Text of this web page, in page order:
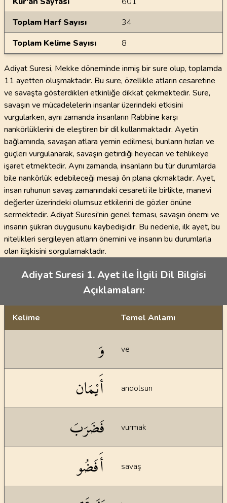
Toplam Harf Sayısı
34
Toplam Kelime Sayısı
8
Adiyat Suresi, Mekke döneminde inmiş bir sure olup, toplamda
11 ayetten oluşmaktadır. Bu sure, özellikle atların cesaretine
ve savaşta gösterdikleri etkinliğe dikkat çekmektedir. Sure,
savaşın ve mücadelelerin insanlar üzerindeki etkisini
vurgularken, aynı zamanda insanların Rabbine karşı
nankörlüklerini de eleştiren bir dil kullanmaktadır. Ayetin
bağlamında, savaşan atlara yemin edilmesi, bunların hızları ve
güçleri vurgulanarak, savaşın getirdiği heyecan ve tehlikeye
işaret etmektedir. Aynı zamanda, insanların bu tür durumlarda
bile nankörlük edebileceği mesajı ön plana çıkmaktadır. Ayet,
insan ruhunun savaş zamanındaki cesareti ile birlikte, manevi
değerler üzerindeki olumsuz etkilerini de gözler önüne
sermektedir. Adiyat Suresi'nin genel teması, savaşın önemi ve
insanın şükran duygusunu kaybedişidir. Bu nedenle, ilk ayet, bu
nitelikleri sergileyen atların önemini ve insanın bu durumlarla
olan ilişkisini sorgulamaktadır.
Adiyat Suresi 1. Ayet ile İlgili Dil Bilgisi
Açıklamaları:
Kelime Temel Anlamı
وَ ve
أَيْمَان andolsun
فَضَرَبَ vurmak
أَفَضُو savaş